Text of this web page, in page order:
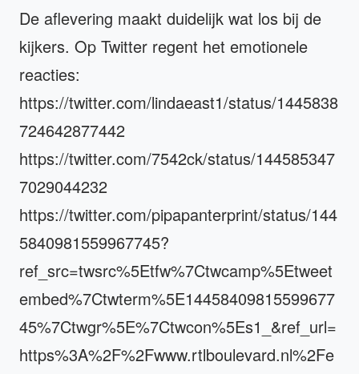
De aflevering maakt duidelijk wat los bij de
kijkers. Op Twitter regent het emotionele
reacties:
https://twitter.com/lindaeast1/status/1445838
724642877442
https://twitter.com/7542ck/status/144585347
7029044232
https://twitter.com/pipapanterprint/status/144
5840981559967745?
ref_src=twsrc%5Etfw%7Ctwcamp%5Etweet
embed%7Ctwterm%5E14458409815599677
45%7Ctwgr%5E%7Ctwcon%5Es1_&ref_url=
https%3A%2F%2Fwww.rtlboulevard.nl%2Fe